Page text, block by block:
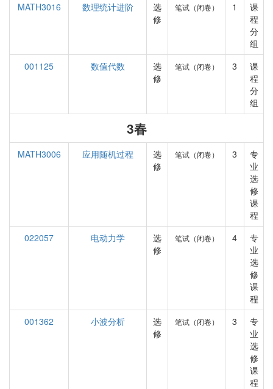
MATH3016
数理统计进阶
选
修
笔试（闭卷） 1
课
程
分
组
001125
数值代数
选
修
笔试（闭卷） 3
课
程
分
组
3春
MATH3006 应用随机过程
选
修
笔试（闭卷） 3
专
业
选
修
课
程
022057
电动力学
选
修
笔试（闭卷） 4
专
业
选
修
课
程
001362
小波分析
选
修
笔试（闭卷） 3
专
业
选
修
课
程